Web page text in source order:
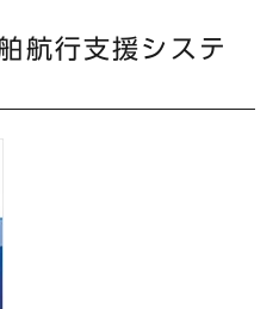
行支援システ